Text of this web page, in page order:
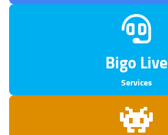
Bigo Live
Services